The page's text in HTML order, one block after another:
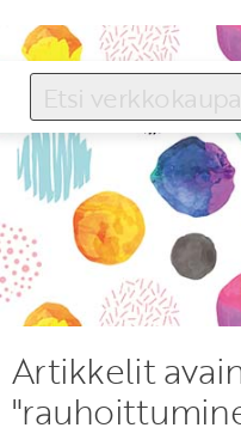
KIRJAUDU
Käyttäjätunnus
Salasana
Unohtuiko
KIRJAUDU
Artikkelit